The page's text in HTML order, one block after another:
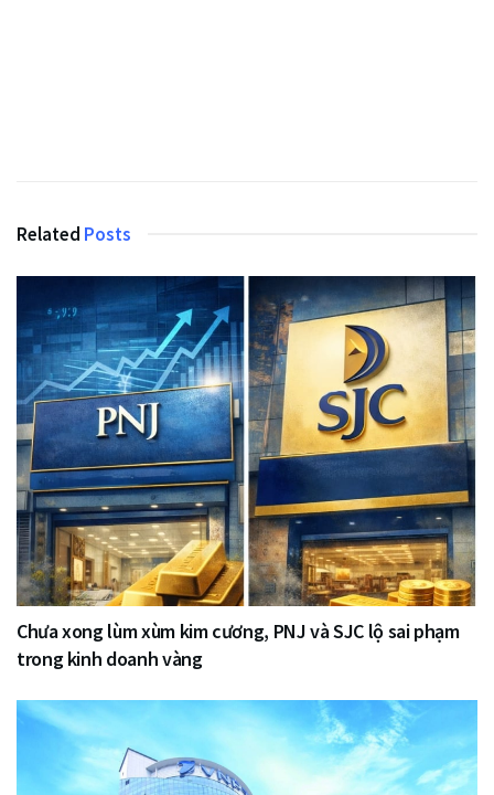
Related Posts
Chưa xong lùm xùm kim cương, PNJ và SJC lộ sai phạm
trong kinh doanh vàng